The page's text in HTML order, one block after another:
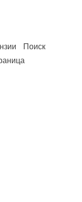
Поиск